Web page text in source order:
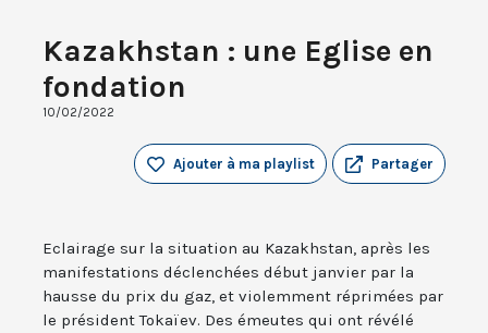
Kazakhstan : une Eglise en
fondation
10/02/2022
Partager
Ajouter à ma playlist
Eclairage sur la situation au Kazakhstan, après les
manifestations déclenchées début janvier par la
hausse du prix du gaz, et violemment réprimées par
le président Tokaïev. Des émeutes qui ont révélé